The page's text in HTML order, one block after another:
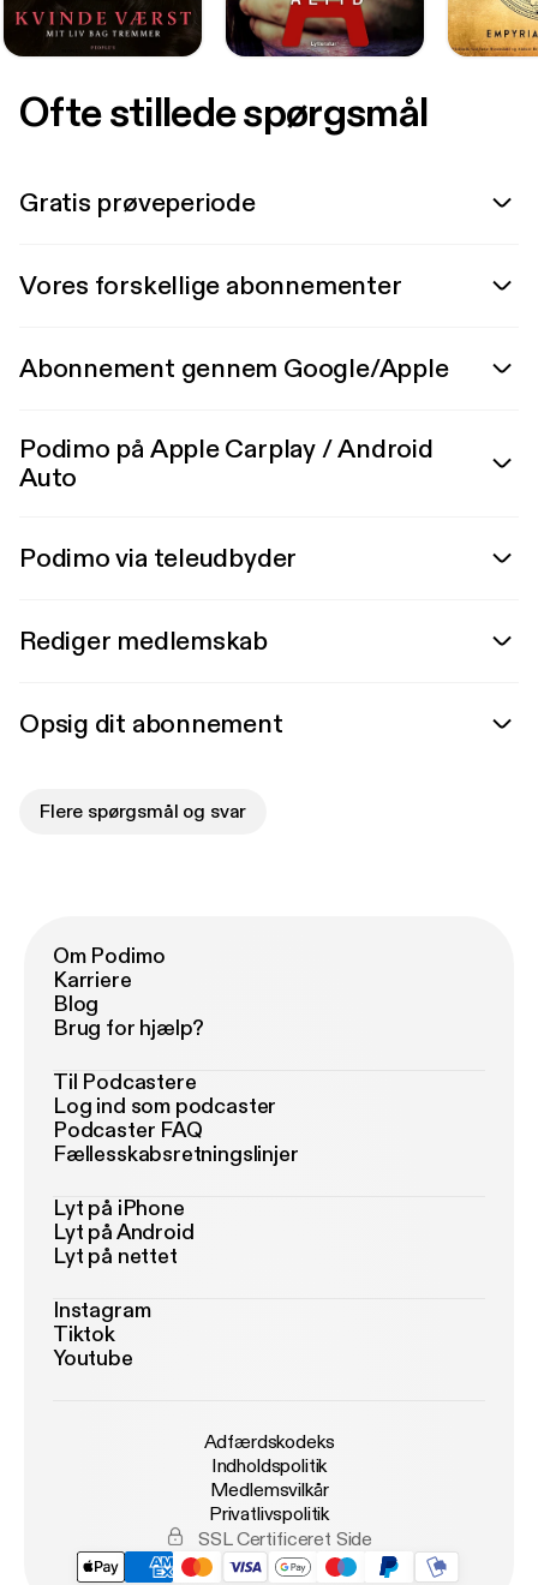
Ofte stillede spørgsmål
Gratis prøveperiode
Vores forskellige abonnementer
Abonnement gennem Google/Apple
Podimo på Apple Carplay / Android
Auto
Podimo via teleudbyder
Rediger medlemskab
Opsig dit abonnement
Flere spørgsmål og svar
Om Podimo
Karriere
Blog
Brug for hjælp?
Til Podcastere
Log ind som podcaster
Podcaster FAQ
Fællesskabsretningslinjer
Lyt på iPhone
Lyt på Android
Lyt på nettet
Instagram
Tiktok
Youtube
Adfærdskodeks
Indholdspolitik
Medlemsvilkår
Privatlivspolitik
SSL Certificeret Side